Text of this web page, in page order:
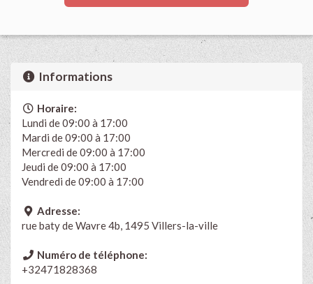
Informations
Horaire:
Lundi de 09:00 à 17:00
Mardi de 09:00 à 17:00
Mercredi de 09:00 à 17:00
Jeudi de 09:00 à 17:00
Vendredi de 09:00 à 17:00
Adresse:
rue baty de Wavre 4b, 1495 Villers-la-ville
Numéro de téléphone:
+32471828368